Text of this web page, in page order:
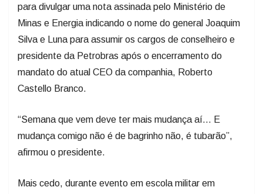
para divulgar uma nota assinada pelo Ministério de
Minas e Energia indicando o nome do general Joaquim
Silva e Luna para assumir os cargos de conselheiro e
presidente da Petrobras após o encerramento do
mandato do atual CEO da companhia, Roberto
Castello Branco.
“Semana que vem deve ter mais mudança aí… E
mudança comigo não é de bagrinho não, é tubarão”,
afirmou o presidente.
Mais cedo, durante evento em escola militar em